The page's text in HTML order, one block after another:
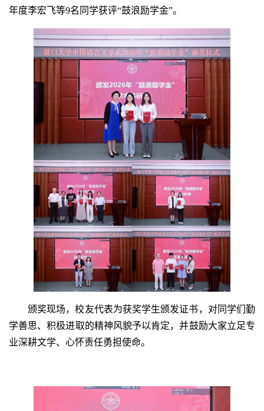
年度李宏飞等9名同学获评“鼓浪励学金”。
颁奖现场，校友代表为获奖学生颁发证书，对同学们勤
学善思、积极进取的精神风貌予以肯定，并鼓励大家立足专
业深耕文学、心怀责任勇担使命。